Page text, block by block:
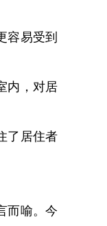
容易受到
内，对居
了居住者
而喻。今